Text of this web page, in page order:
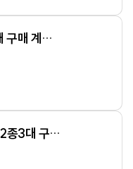
구매 계약
종3대 구매